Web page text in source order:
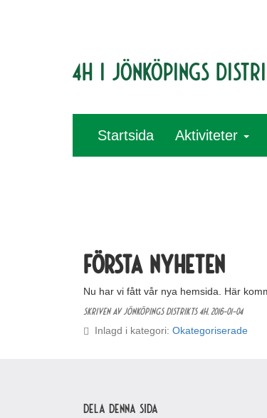
4H i Jönköpings
Startsida Aktiviteter
Första nyheten
Nu har vi fått vår nya hemsida. Här
Skriven av Jönköpings distrikts 4H,2016-01-04
Inlagd i kategori: Okategoriserade
Dela denna sida